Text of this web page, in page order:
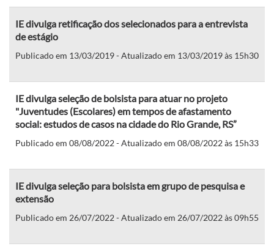
IE divulga retificação dos selecionados para a entrevista
de estágio
Publicado em 13/03/2019 - Atualizado em 13/03/2019 às 15h30
IE divulga seleção de bolsista para atuar no projeto
"Juventudes (Escolares) em tempos de afastamento
social: estudos de casos na cidade do Rio Grande, RS”
Publicado em 08/08/2022 - Atualizado em 08/08/2022 às 15h33
IE divulga seleção para bolsista em grupo de pesquisa e
extensão
Publicado em 26/07/2022 - Atualizado em 26/07/2022 às 09h55